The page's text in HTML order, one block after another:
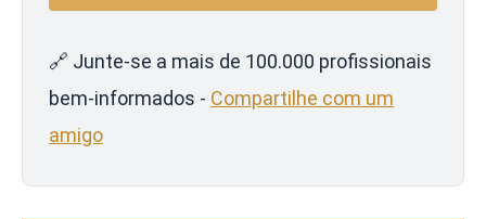
🔗 Junte-se a mais de 100.000 profissionais
bem-informados - Compartilhe com um
amigo